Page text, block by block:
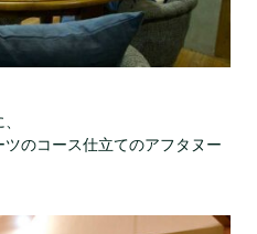
のコース仕立てのアフタヌー